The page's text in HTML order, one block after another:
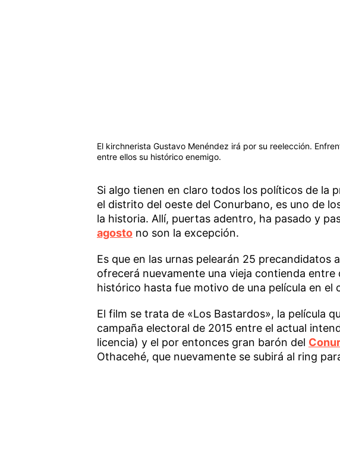
El kirchnerista Gustavo Menéndez irá por su reelección.
entre ellos su histórico enemigo.
Si algo tienen en claro todos los políticos de la
el distrito del oeste del Conurbano, es uno de
la historia. Allí, puertas adentro, ha pasado y
agostono son la excepción.
Es que en las urnas pelearán 25 precandidatos
ofrecerá nuevamente una vieja contienda entre
histórico hasta fue motivo de una película en el
El film se trata de «Los Bastardos», la película
campaña electoral de 2015 entre el actual
licencia) y el por entonces gran barón del
Othacehé, que nuevamente se subirá al ring